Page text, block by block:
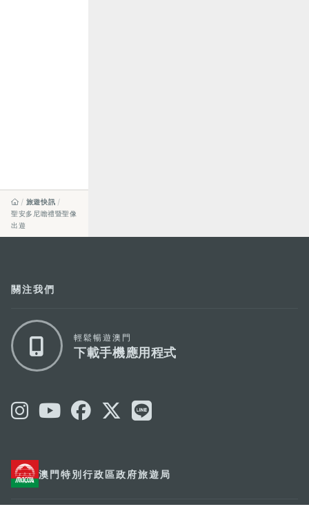
旅遊快訊
聖安多尼瞻禮暨聖像
出遊
澳門特別行政區政府旅遊局
關注我們
輕鬆暢遊澳門
下載手機應用程式